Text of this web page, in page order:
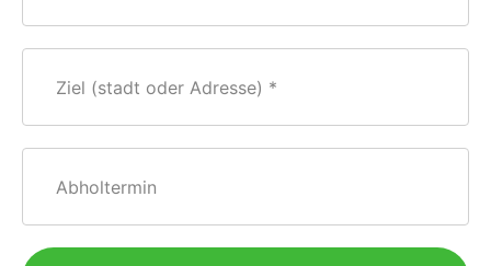
Ziel (stadt oder Adresse)
Abholtermin